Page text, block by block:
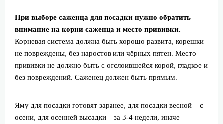
При выборе саженца для посадки нужно обратить
внимание на корни саженца и место прививки.
Корневая система должна быть хорошо развита, корешки
не повреждены, без наростов или чёрных пятен. Место
прививки не должно быть с отслоившейся корой, гладкое и
без повреждений. Саженец должен быть прямым.
Яму для посадки готовят заранее, для посадки весной – с
осени, для осенней высадки – за 3-4 недели, иначе